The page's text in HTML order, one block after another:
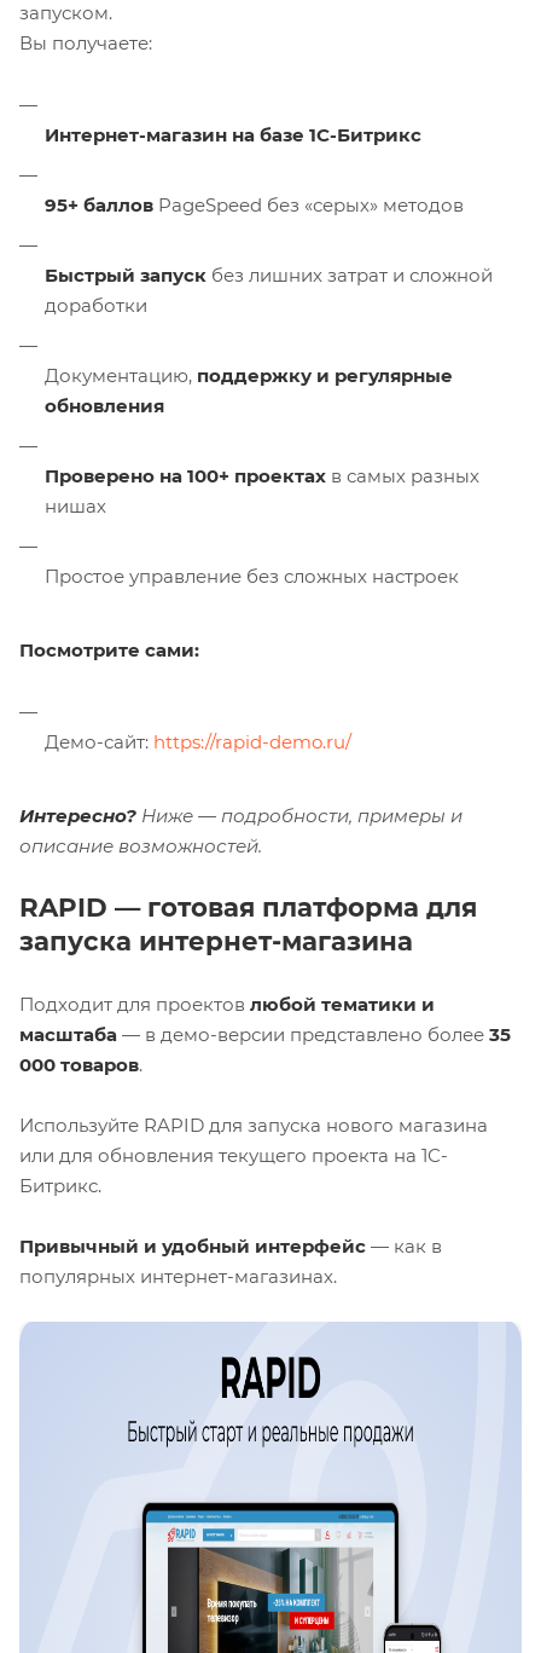
запуском.
Вы получаете:
Интернет-магазин на базе 1С-Битрикс
95+ баллов PageSpeed без «серых» методов
Быстрый запуск без лишних затрат и сложной
доработки
Документацию, поддержку и регулярные
обновления
Проверено на 100+ проектах в самых разных
нишах
Простое управление без сложных настроек
Посмотрите сами:
Демо-сайт: https://rapid-demo.ru/
Интересно? Ниже — подробности, примеры и
описание возможностей.
RAPID — готовая платформа для
запуска интернет-магазина
Подходит для проектов любой тематики и
масштаба — в демо-версии представлено более 35
000 товаров.
Используйте RAPID для запуска нового магазина
или для обновления текущего проекта на 1С-
Битрикс.
Привычный и удобный интерфейс — как в
популярных интернет-магазинах.